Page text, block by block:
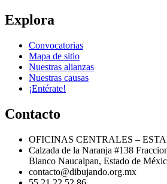
Explora
Convocatorias
Mapa de sitio
Nuestras alianzas
Nuestras causas
¡Entérate!
Contacto
OFICINAS CENTRALES –
Calzada de la Naranja #138
Blanco Naucalpan, Estado de
contacto@dibujando.org.mx